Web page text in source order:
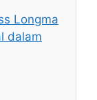
Longma
dalam